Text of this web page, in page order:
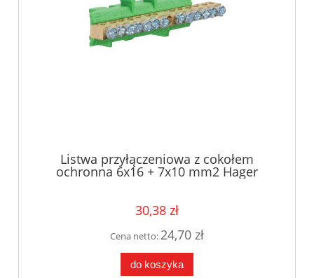
Listwa przyłączeniowa z cokołem
ochronna 6x16 + 7x10 mm2 Hager
30,38 zł
Cena netto: 24,70 zł
do koszyka